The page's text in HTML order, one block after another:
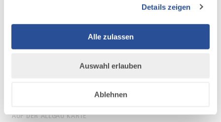
Details zeigen
Alle zulassen
Auswahl erlauben
Ablehnen
Hoedt wurde mehrfach ausgezeichnet: 2010
und 2011 den Otto-Steinert-Preis der
AUF DER ALLGÄU KARTE